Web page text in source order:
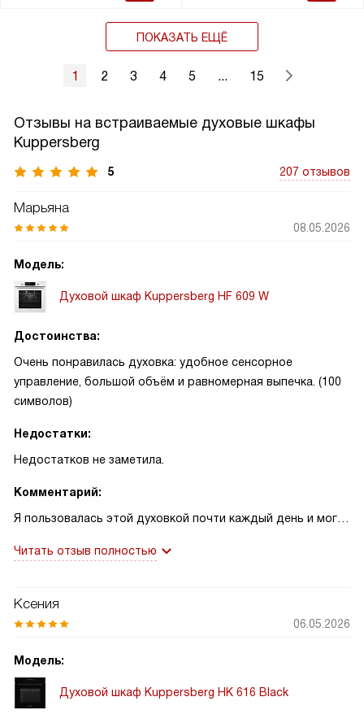
ПОКАЗАТЬ ЕЩЁ
1 2 3 4 5 ... 15
Отзывы на встраиваемые духовые шкафы
Kuppersberg
5 207 отзывов
Марьяна
08.05.2026
Модель:
Духовой шкаф Kuppersberg HF 609 W
Достоинства:
Очень понравилась духовка: удобное сенсорное
управление, большой объём и равномерная выпечка. (100
символов)
Недостатки:
Недостатков не заметила.
Комментарий:
Я пользовалась этой духовкой почти каждый день и могу
программатор и цифровой дисплей просты в освоении,
пространство реально помогает готовить на семью. Как-
корочка получилась равномерной, внутри мягкий мякиш, и
домашнему хлебу!
Читать отзыв полностью
Ксения
06.05.2026
Модель:
Духовой шкаф Kuppersberg HK 616 Black